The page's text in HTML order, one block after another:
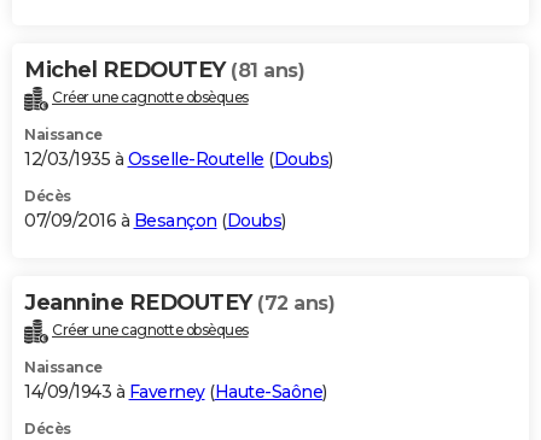
Michel REDOUTEY (81 ans)
Créer une cagnotte obsèques
Naissance
12/03/1935 à Osselle-Routelle (Doubs)
Décès
07/09/2016 à Besançon (Doubs)
Jeannine REDOUTEY (72 ans)
Créer une cagnotte obsèques
Naissance
14/09/1943 à Faverney(Haute-Saône)
Décès